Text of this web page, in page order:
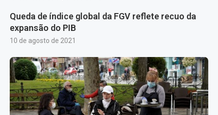
Queda de índice global da FGV reflete recuo da
expansão do PIB
10 de agosto de 2021